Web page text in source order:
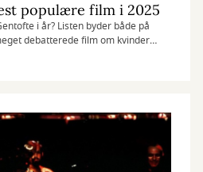
populære film i 2025
i år? Listen byder både på
debatterede film om kvinder